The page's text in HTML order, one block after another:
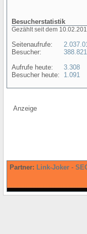
Besucherstatistik
Gezählt seit dem
Seitenaufrufe:
Besucher:
Aufrufe heute:
Besucher heute:
388.821
3.308
1.091
Anzeige
Partner: Link-Joker -